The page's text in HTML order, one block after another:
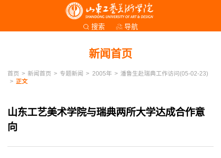
搜索 导航
新闻首页
首页 > 新闻首页 > 专题新闻 > 2005年 > 潘鲁生赴瑞典工作访问(05-02-23)
> 正文
山东工艺美术学院与瑞典两所大学达成合作意
向